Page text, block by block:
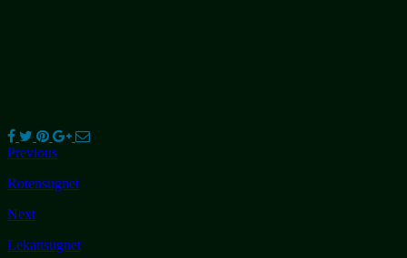
Previous
Rotensugnet
Next
Lekattsugnet